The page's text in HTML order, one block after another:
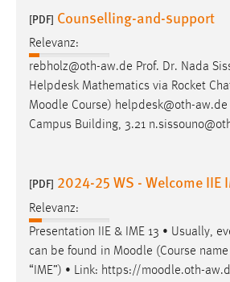
[PDF] Counselling-and-support
Relevanz:
rebholz@oth-aw.de Prof. Dr. Nada
Helpdesk Mathematics via Rocket
Moodle Course) helpdesk@oth-
Campus Building, 3.21
[PDF] 2024-25 WS - Welcome IIE
Relevanz:
Presentation IIE & IME 13 • Usually,
can be found in Moodle (Course
“IME”) • Link: https://moodle.oth-